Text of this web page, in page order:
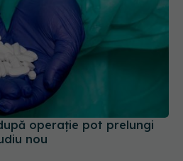
operație pot prelungi
nou